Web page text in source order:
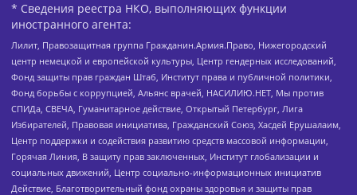
* Сведения реестра НКО, выполняющих функции
иностранного агента:
Лилит, Правозащитная группа Гражданин.Армия.Право, Нижегородский
центр немецкой и европейской культуры, Центр гендерных исследований,
Фонд защиты прав граждан Штаб, Институт права и публичной политики,
Фонд борьбы с коррупцией, Альянс врачей, НАСИЛИЮ.НЕТ, Мы против
СПИДа, СВЕЧА, Гуманитарное действие, Открытый Петербург, Лига
Избирателей, Правовая инициатива, Гражданский Союз, Хасдей Ерушалаим,
Центр поддержки и содействия развитию средств массовой информации,
Горячая Линия, В защиту прав заключенных, Институт глобализации и
социальных движений, Центр социально-информационных инициатив
Действие, Благотворительный фонд охраны здоровья и защиты прав